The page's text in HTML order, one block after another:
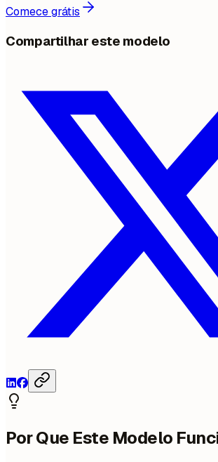
Comece grátis
Compartilhar este modelo
Por Que Este Modelo